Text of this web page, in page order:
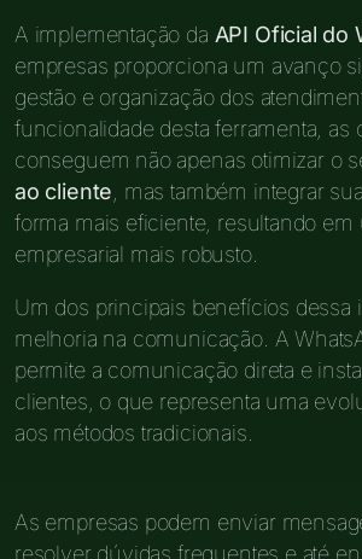
A implementação da API Oficial do
empresas proporciona um avanço
gestão e organização dos
funcionalidade desta ferramenta, as
conseguem não apenas otimizar o
ao cliente , mas também integrar
forma mais eficiente, resultando em
empresarial mais robusto.
Um dos principais benefícios dessa
melhoria na comunicação. A
permite a comunicação direta e
clientes, o que representa uma
aos métodos tradicionais.
As empresas podem enviar
resolver dúvidas frequentes e até